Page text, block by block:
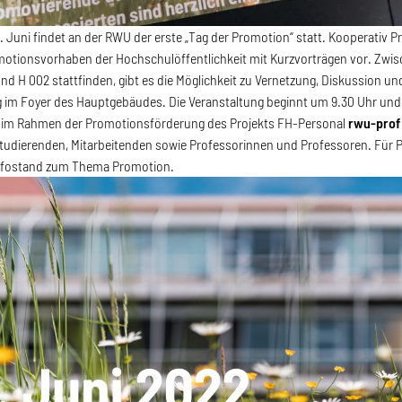
Juni findet an der RWU der erste „Tag der Promotion“ statt. Kooperativ
der Hochschulöffentlichkeit mit Kurzvorträgen vor.
H 002 stattfinden, gibt es die Möglichkeit zu Vernetzung, Diskussion
Foyer des Hauptgebäudes. Die Veranstaltung beginnt um 9.30 Uhr und
Rahmen der Promotionsförderung des Projekts FH-Personalrwu-
Mitarbeitenden sowie Professorinnen und Professoren. Für
zum Thema Promotion.